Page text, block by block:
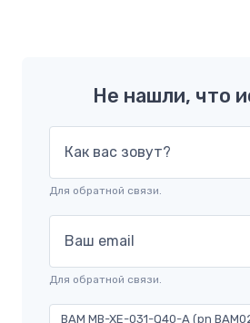
Не нашли, что
Как вас зовут?
Для обратной связи.
Ваш email
Для обратной связи.